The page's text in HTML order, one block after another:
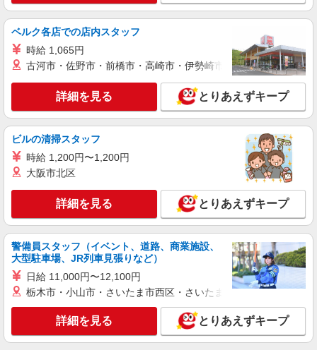
ベルク各店での店内スタッフ
時給 1,065円
古河市・佐野市・前橋市・高崎市・伊勢崎市・太田市・館林市
詳細を見る とりあえずキープ
ビルの清掃スタッフ
時給 1,200円〜1,200円
大阪市北区
詳細を見る とりあえずキープ
警備員スタッフ（イベント、道路、商業施設、
大型駐車場、JR列車見張りなど）
日給 11,000円〜12,100円
栃木市・小山市・さいたま市西区・さいたま市岩槻区・久喜市・
詳細を見る とりあえずキープ